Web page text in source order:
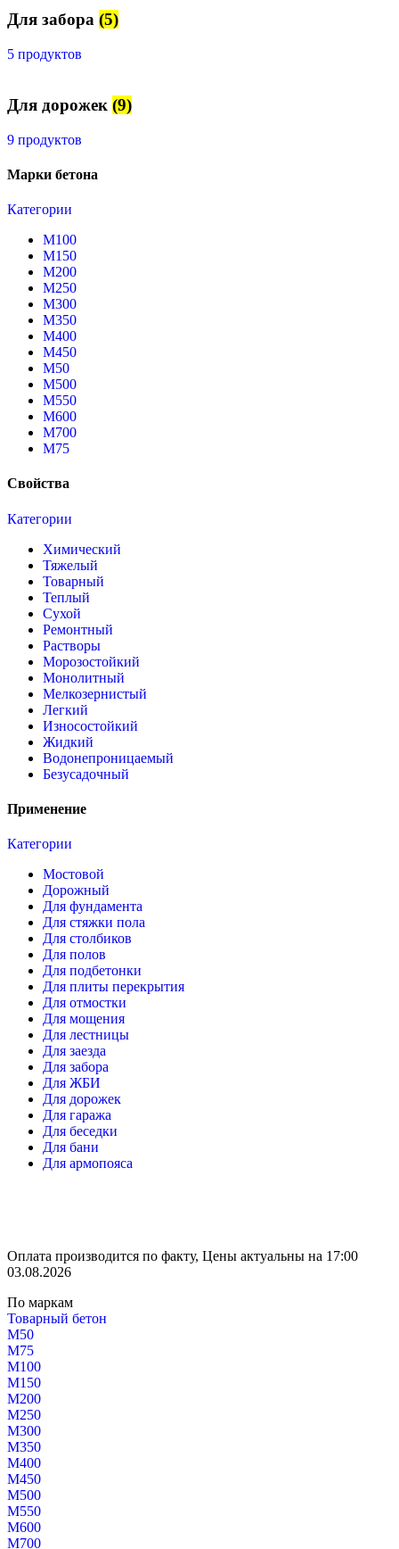
Для забора (5)
5 продуктов
Для дорожек (9)
9 продуктов
Марки бетона
Категории
М100
М150
М200
М250
М300
М350
М400
М450
М50
М500
М550
М600
М700
М75
Свойства
Категории
Химический
Тяжелый
Товарный
Теплый
Сухой
Ремонтный
Растворы
Морозостойкий
Монолитный
Мелкозернистый
Легкий
Износостойкий
Жидкий
Водонепроницаемый
Безусадочный
Применение
Категории
Мостовой
Дорожный
Для фундамента
Для стяжки пола
Для столбиков
Для полов
Для подбетонки
Для плиты перекрытия
Для отмостки
Для мощения
Для лестницы
Для заезда
Для забора
Для ЖБИ
Для дорожек
Для гаража
Для беседки
Для бани
Для армопояса
Оплата производится по факту, Цены актуальны на 17:00
03.08.2026
По маркам
Товарный бетон
М50
М75
М100
М150
М200
М250
М300
М350
М400
М450
М500
М550
М600
М700